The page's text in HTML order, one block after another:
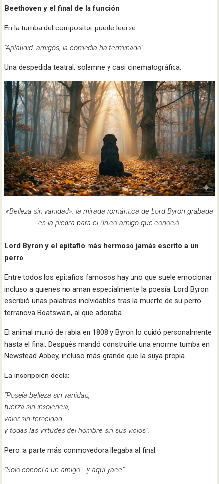
Beethoven y el final de la función
En la tumba del compositor puede leerse:
“Aplaudid, amigos, la comedia ha terminado”.
Una despedida teatral, solemne y casi cinematográfica.
«Belleza sin vanidad»: la mirada romántica de Lord Byron grabada
en la piedra para el único amigo que conoció.
Lord Byron y el epitafio más hermoso jamás escrito a un
perro
Entre todos los epitafios famosos hay uno que suele emocionar
incluso a quienes no aman especialmente la poesía. Lord Byron
escribió unas palabras inolvidables tras la muerte de su perro
terranova Boatswain, al que adoraba.
El animal murió de rabia en 1808 y Byron lo cuidó personalmente
hasta el final. Después mandó construirle una enorme tumba en
Newstead Abbey, incluso más grande que la suya propia.
La inscripción decía:
“Poseía belleza sin vanidad,
fuerza sin insolencia,
valor sin ferocidad
y todas las virtudes del hombre sin sus vicios”.
Pero la parte más conmovedora llegaba al final:
“Solo conocí a un amigo… y aquí yace”.